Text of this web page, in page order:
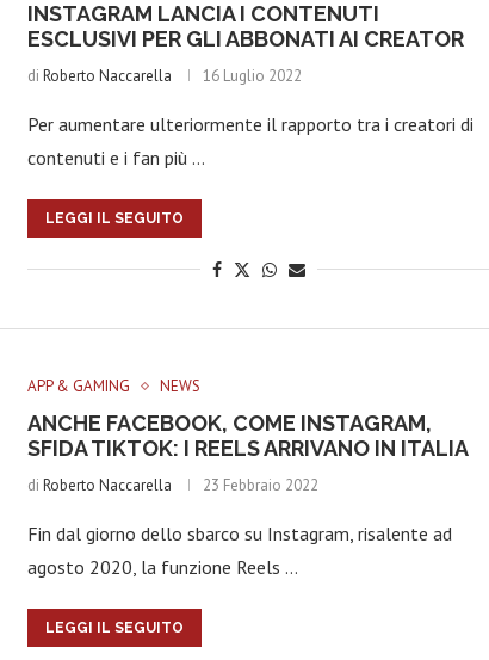
INSTAGRAM LANCIA I CONTENUTI
ESCLUSIVI PER GLI ABBONATI AI CREATOR
di Roberto Naccarella 16 Luglio 2022
Per aumentare ulteriormente il rapporto tra i creatori di
contenuti e i fan più …
LEGGI IL SEGUITO
APP & GAMING NEWS
ANCHE FACEBOOK, COME INSTAGRAM,
SFIDA TIKTOK: I REELS ARRIVANO IN ITALIA
di Roberto Naccarella 23 Febbraio 2022
Fin dal giorno dello sbarco su Instagram, risalente ad
agosto 2020, la funzione Reels …
LEGGI IL SEGUITO